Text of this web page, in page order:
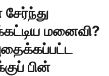
மனைவி?
பின்